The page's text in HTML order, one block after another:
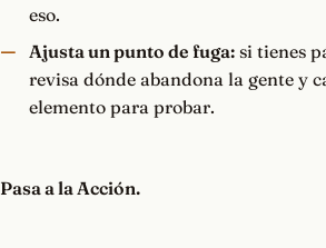
eso.
Ajusta un punto de fuga:si tienes
revisa dónde abandona la gente y
elemento para probar.
Pasa a la Acción.